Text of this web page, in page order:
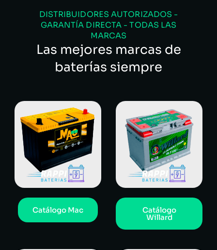
DISTRIBUIDORES AUTORIZADOS -
GARANTÍA DIRECTA - TODAS LAS
MARCAS
Las mejores marcas de
baterías siempre
Catálogo Mac Catálogo
Willard